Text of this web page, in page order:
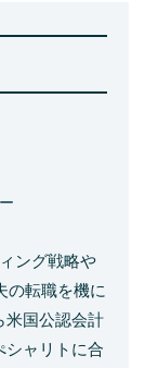
ング戦略や
の転職を機に
米国公認会計
シャリトに合